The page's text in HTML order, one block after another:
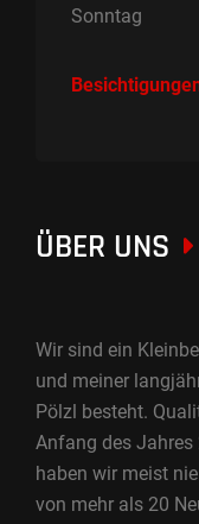
Sonntag
ÜBER UNS
Wir sind ein
und meiner
Pölzl besteht.
Anfang des Jahres
haben wir meist
von mehr als 20